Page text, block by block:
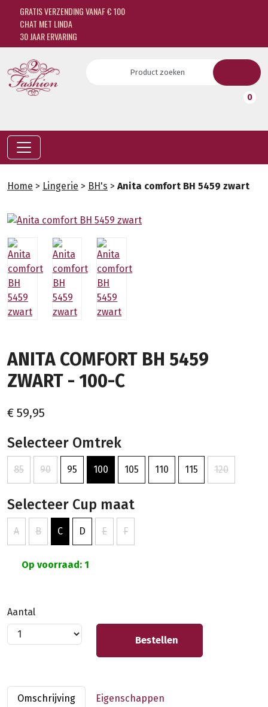
GRATIS VERZENDING VANAF € 100
CHAT MET LINDA
30 JAAR ERVARING
0
Home > Lingerie > BH's > Anita comfort BH 5459 zwart
ANITA COMFORT BH 5459
ZWART - 100-C
€ 59,95
Selecteer Omtrek
85 90 95 100 105 110 115 120
Selecteer Cup maat
A B C D E F
Op voorraad: 1
Aantal
Bestellen
Omschrijving Eigenschappen